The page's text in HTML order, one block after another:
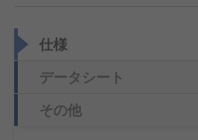
仕様
データシート
その他